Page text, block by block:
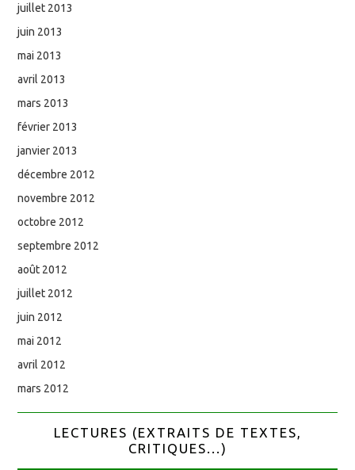
juillet 2013
juin 2013
mai 2013
avril 2013
mars 2013
février 2013
janvier 2013
décembre 2012
novembre 2012
octobre 2012
septembre 2012
août 2012
juillet 2012
juin 2012
mai 2012
avril 2012
mars 2012
LECTURES (EXTRAITS DE TEXTES,
CRITIQUES...)